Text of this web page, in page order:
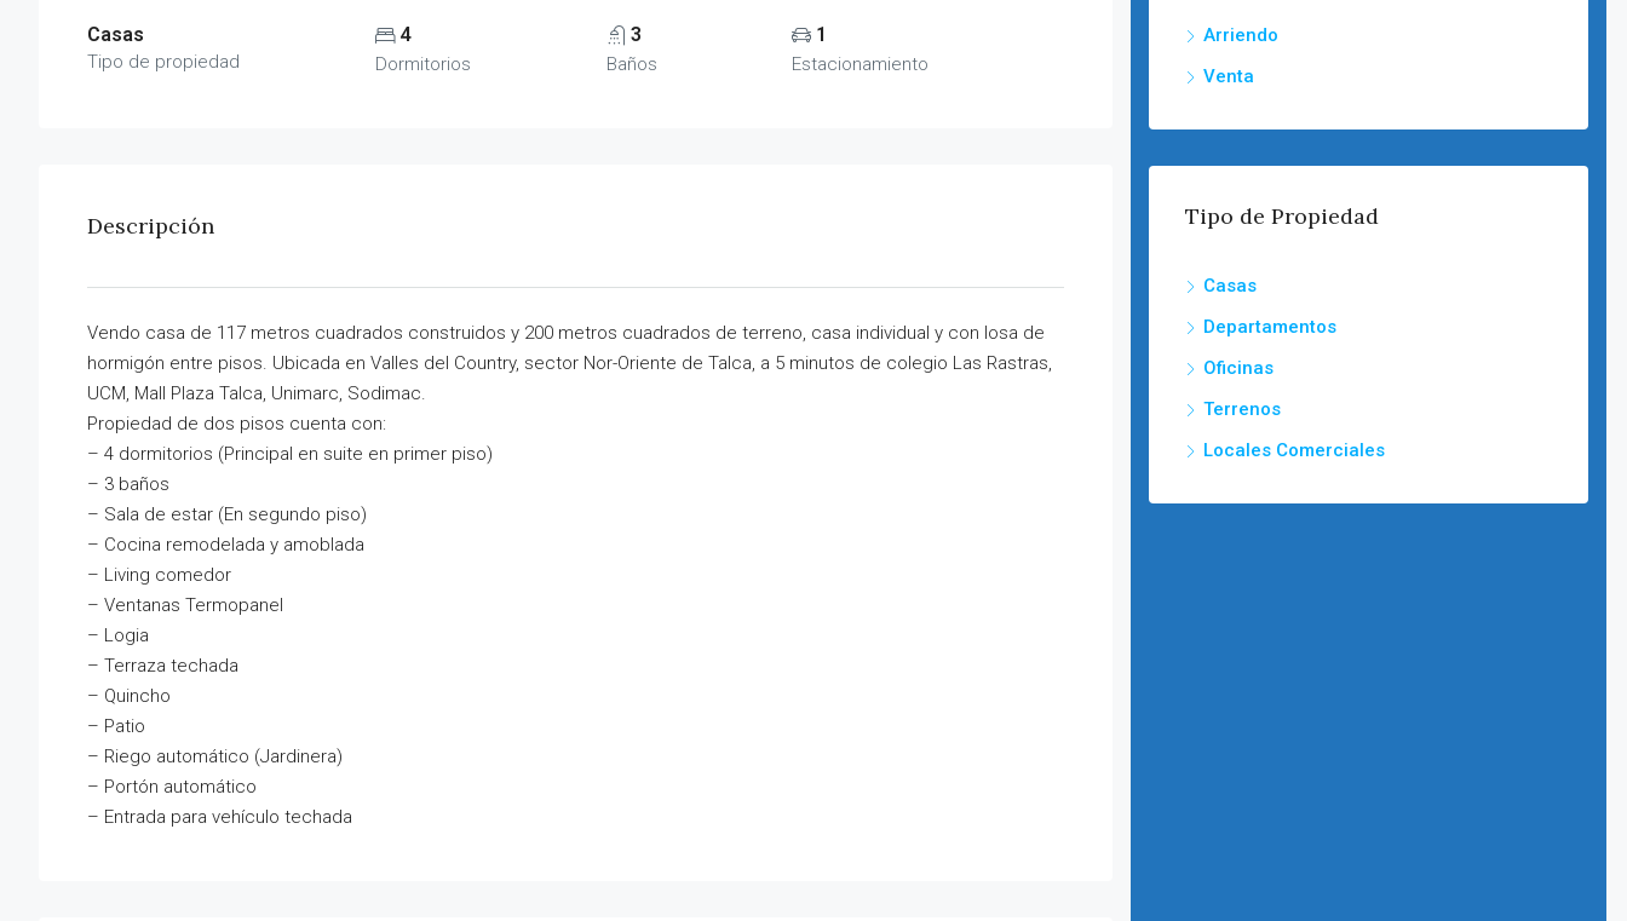
Casas
Tipo de propiedad
4
Dormitorios
3
Baños
1
Estacionamiento
Descripción
Vendo casa de 117 metros cuadrados construidos y 200 metros cuadrados de terreno, casa individual y con losa de
hormigón entre pisos. Ubicada en Valles del Country, sector Nor-Oriente de Talca, a 5 minutos de colegio Las Rastras,
UCM, Mall Plaza Talca, Unimarc, Sodimac.
Propiedad de dos pisos cuenta con:
– 4 dormitorios (Principal en suite en primer piso)
– 3 baños
– Sala de estar (En segundo piso)
– Cocina remodelada y amoblada
– Living comedor
– Ventanas Termopanel
– Logia
– Terraza techada
– Quincho
– Patio
– Riego automático (Jardinera)
– Portón automático
– Entrada para vehículo techada
Arriendo
Venta
Tipo de Propiedad
Casas
Departamentos
Oficinas
Terrenos
Locales Comerciales